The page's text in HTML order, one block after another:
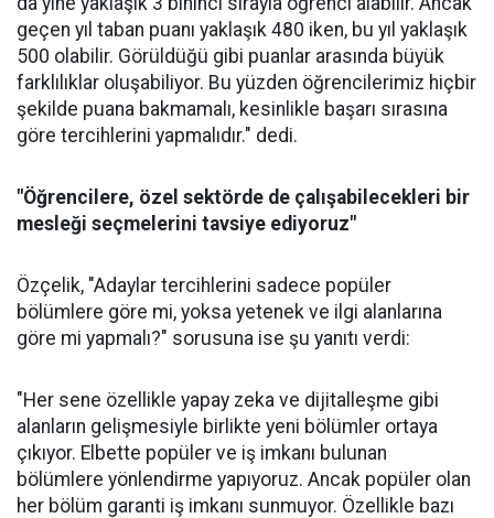
geçen yıl taban puanı yaklaşık 480 iken, bu yıl yaklaşık
500 olabilir. Görüldüğü gibi puanlar arasında büyük
farklılıklar oluşabiliyor. Bu yüzden öğrencilerimiz hiçbir
şekilde puana bakmamalı, kesinlikle başarı sırasına
göre tercihlerini yapmalıdır." dedi.
"Öğrencilere, özel sektörde de çalışabilecekleri bir
mesleği seçmelerini tavsiye ediyoruz"
Özçelik, "Adaylar tercihlerini sadece popüler
bölümlere göre mi, yoksa yetenek ve ilgi alanlarına
göre mi yapmalı?" sorusuna ise şu yanıtı verdi:
"Her sene özellikle yapay zeka ve dijitalleşme gibi
alanların gelişmesiyle birlikte yeni bölümler ortaya
çıkıyor. Elbette popüler ve iş imkanı bulunan
bölümlere yönlendirme yapıyoruz. Ancak popüler olan
her bölüm garanti iş imkanı sunmuyor. Özellikle bazı